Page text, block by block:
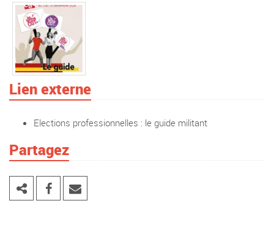
Lien externe
Elections professionnelles : le guide militant
Partagez